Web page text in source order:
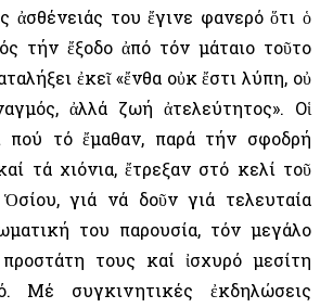
ἀσθένειάς του ἔγινε φανερό ὅτι ὁ
τήν ἔξοδο ἀπό τόν μάταιο τοῦτο
ἐκεῖ «ἔνθα οὐκ ἔστι λύπη, οὐ
ἀλλά ζωή ἀτελεύτητος». Οἱ
πού τό ἔμαθαν, παρά τήν σφοδρή
τά χιόνια, ἔτρεξαν στό κελί τοῦ
Ὁσίου, γιά νά δοῦν γιά τελευταία
του παρουσία, τόν μεγάλο
τους καί ἰσχυρό μεσίτη
Μέ συγκινητικές ἐκδηλώσεις